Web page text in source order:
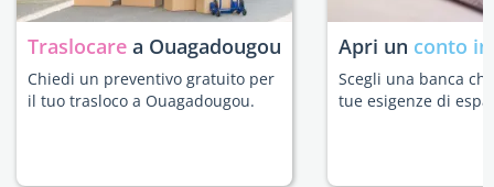
Traslocare a Ouagadougou
Chiedi un preventivo gratuito per
il tuo trasloco a Ouagadougou.
Apri un conto
Scegli una banca
tue esigenze di